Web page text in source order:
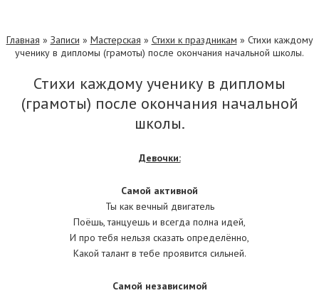
Главная » Записи » Мастерская » Стихи к праздникам » Стихи каждому
ученику в дипломы (грамоты) после окончания начальной школы.
Стихи каждому ученику в дипломы
(грамоты) после окончания начальной
школы.
Девочки:
Самой активной
Ты как вечный двигатель
Поёшь, танцуешь и всегда полна идей,
И про тебя нельзя сказать определённо,
Какой талант в тебе проявится сильней.
Самой независимой